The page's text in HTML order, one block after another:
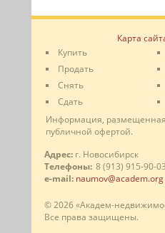
Карта
Купить
Продать
Снять
Сдать
Информация, размещенная
публичной офертой.
Адрес: г. Новосибирск
Телефоны: 8 (913) 915-90-03
e-mail: naumov@academ.org
© 2026 «Академ-
Все права защищены.